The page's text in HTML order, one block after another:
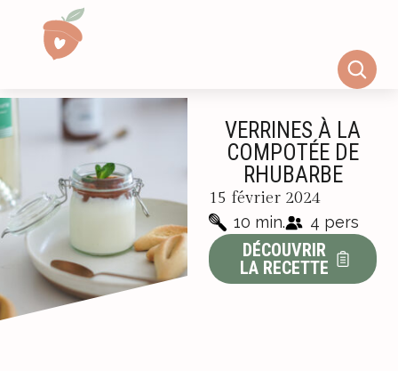
VERRINES À LA
COMPOTÉE DE
RHUBARBE
15 février 2024
10 min.
4 pers
DÉCOUVRIR
LA RECETTE